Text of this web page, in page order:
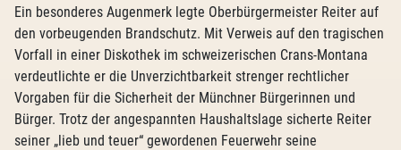
Ein besonderes Augenmerk legte Oberbürgermeister Reiter auf
den vorbeugenden Brandschutz. Mit Verweis auf den tragischen
Vorfall in einer Diskothek im schweizerischen Crans-Montana
verdeutlichte er die Unverzichtbarkeit strenger rechtlicher
Vorgaben für die Sicherheit der Münchner Bürgerinnen und
Bürger. Trotz der angespannten Haushaltslage sicherte Reiter
seiner „lieb und teuer“ gewordenen Feuerwehr seine